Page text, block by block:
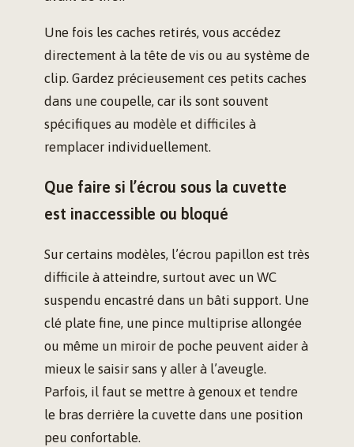
Une fois les caches retirés, vous accédez
directement à la tête de vis ou au système de
clip. Gardez précieusement ces petits caches
dans une coupelle, car ils sont souvent
spécifiques au modèle et difficiles à
remplacer individuellement.
Que faire si l’écrou sous la cuvette
est inaccessible ou bloqué
Sur certains modèles, l’écrou papillon est très
difficile à atteindre, surtout avec un WC
suspendu encastré dans un bâti support. Une
clé plate fine, une pince multiprise allongée
ou même un miroir de poche peuvent aider à
mieux le saisir sans y aller à l’aveugle.
Parfois, il faut se mettre à genoux et tendre
le bras derrière la cuvette dans une position
peu confortable.